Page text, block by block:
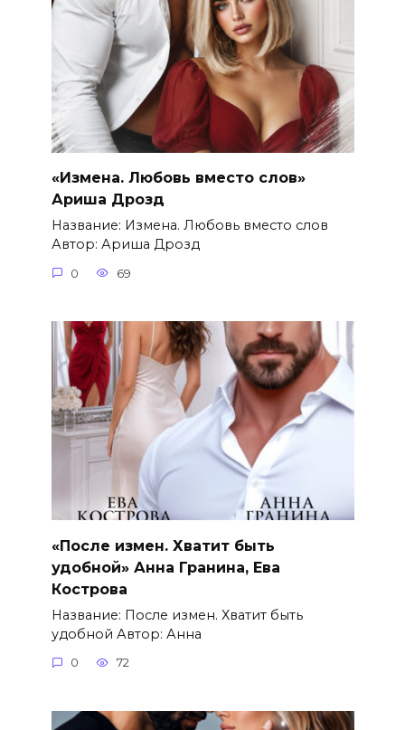
«Измена. Любовь вместо слов»
Ариша Дрозд
Название: Измена. Любовь вместо слов
Автор: Ариша Дрозд
0 69
«После измен. Хватит быть
удобной» Анна Гранина, Ева
Кострова
Название: После измен. Хватит быть
удобной Автор: Анна
0 72